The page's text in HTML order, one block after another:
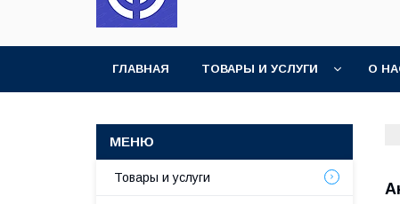
ГЛАВНАЯ ТОВАРЫ И УСЛУГИ О
Товары и услуги